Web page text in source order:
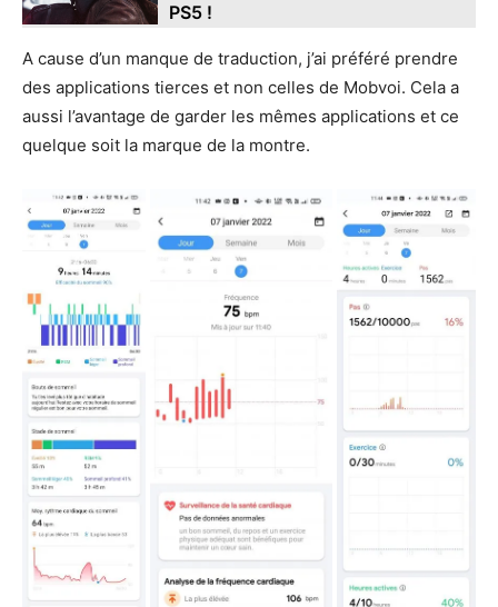
PS5 !
A cause d’un manque de traduction, j’ai préféré prendre
des applications tierces et non celles de Mobvoi. Cela a
aussi l’avantage de garder les mêmes applications et ce
quelque soit la marque de la montre.